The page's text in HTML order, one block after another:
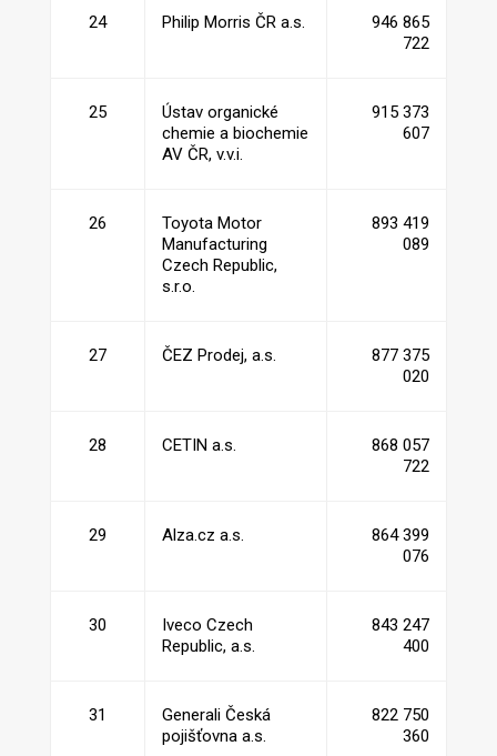
24 Philip Morris ČR a.s.
946 865
722
25
Ústav organické
chemie a biochemie
AV ČR, v.v.i.
915 373
607
26
Toyota Motor
Manufacturing
Czech Republic,
s.r.o.
893 419
089
27 ČEZ Prodej, a.s.
877 375
020
28 CETIN a.s.
868 057
722
29 Alza.cz a.s.
864 399
076
30
Iveco Czech
Republic, a.s.
843 247
400
31
Generali Česká
pojišťovna a.s.
822 750
360